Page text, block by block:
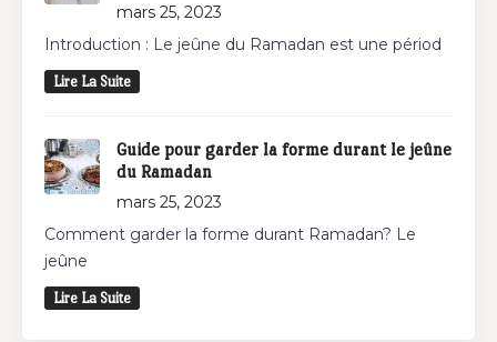
mars 25, 2023
Introduction : Le jeûne du Ramadan est une périod
Lire La Suite
Guide pour garder la forme durant le jeûne
du Ramadan
mars 25, 2023
Comment garder la forme durant Ramadan? Le
jeûne
Lire La Suite